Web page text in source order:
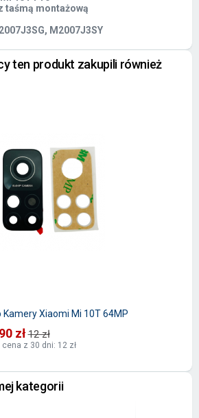
taśmą montażową
M2007J3SY
ten produkt zakupili również
Kamery Xiaomi Mi 10T 64MP
zł12 zł
z 30 dni: 12 zł
kategorii